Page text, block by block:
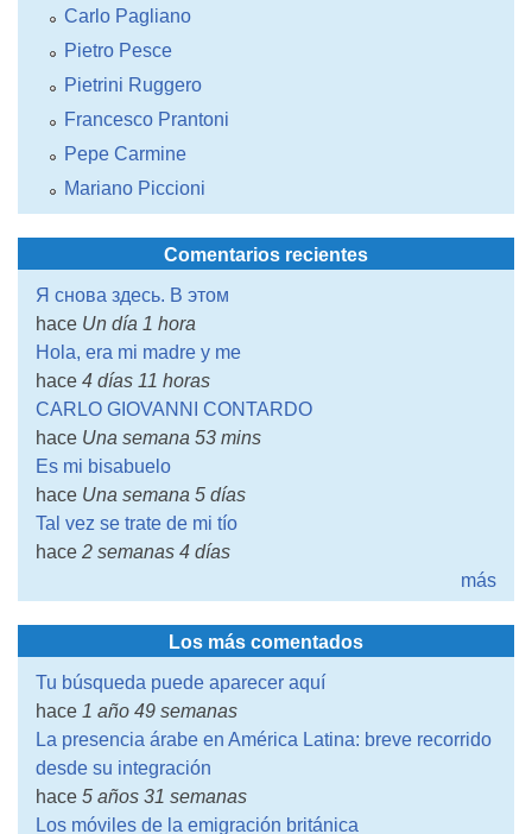
Carlo Pagliano
Pietro Pesce
Pietrini Ruggero
Francesco Prantoni
Pepe Carmine
Mariano Piccioni
Comentarios recientes
Я снова здесь. В этом
hace Un día 1 hora
Hola, era mi madre y me
hace 4 días 11 horas
CARLO GIOVANNI CONTARDO
hace Una semana 53 mins
Es mi bisabuelo
hace Una semana 5 días
Tal vez se trate de mi tío
hace 2 semanas 4 días
más
Los más comentados
Tu búsqueda puede aparecer aquí
hace 1 año 49 semanas
La presencia árabe en América Latina: breve recorrido
desde su integración
hace 5 años 31 semanas
Los móviles de la emigración británica